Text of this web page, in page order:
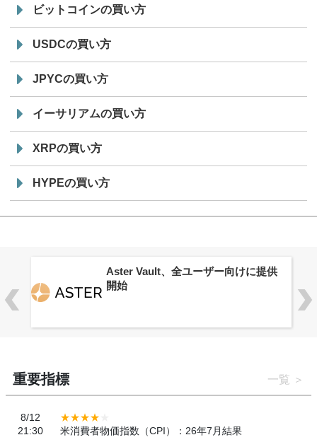
ビットコインの買い方
USDCの買い方
JPYCの買い方
イーサリアムの買い方
XRPの買い方
HYPEの買い方
Aster Vault、全ユーザー向けに提供
開始
重要指標 一覧
8/12
21:30
米消費者物価指数（CPI）：26年7月結果